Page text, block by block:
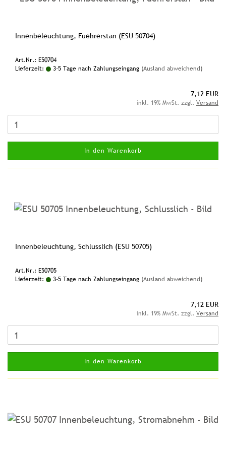
Innenbeleuchtung, Fuehrerstan (ESU 50704)
Art.Nr.: E50704
Lieferzeit:
3-5 Tage nach Zahlungseingang (Ausland abweichend)
7,12 EUR
inkl. 19% MwSt. zzgl. Versand
In den Warenkorb
Innenbeleuchtung, Schlusslich (ESU 50705)
Art.Nr.: E50705
Lieferzeit:
3-5 Tage nach Zahlungseingang (Ausland abweichend)
7,12 EUR
inkl. 19% MwSt. zzgl. Versand
In den Warenkorb